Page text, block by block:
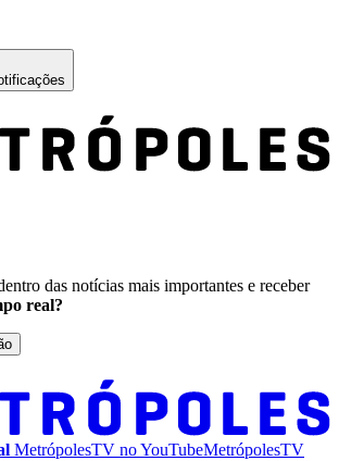
das notícias mais importantes e receber
real?
MetrópolesTV noYouTubeMetrópolesTV